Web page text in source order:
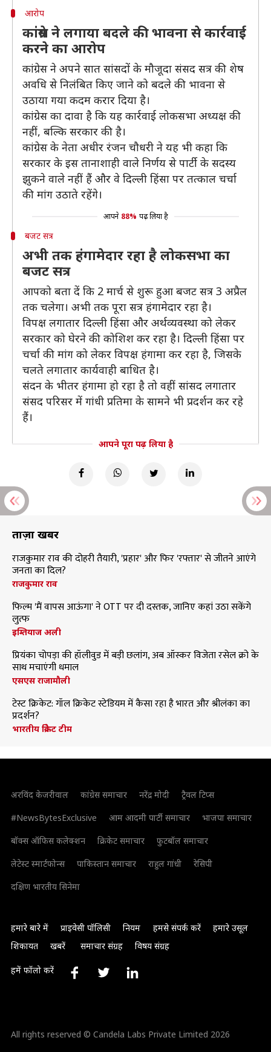
आरोप
कांग्रेस ने लगाया बदले की भावना से कार्रवाई
करने का आरोप
कांग्रेस ने अपने सात सांसदों के मौजूदा संसद सत्र की शेष
अवधि से निलंबित किए जाने को बदले की भावना से
उठाया गया कदम करार दिया है।
कांग्रेस का दावा है कि यह कार्रवाई लोकसभा अध्यक्ष की
नहीं, बल्कि सरकार की है।
कांग्रेस के नेता अधीर रंजन चौधरी ने यह भी कहा कि
सरकार के इस तानाशाही वाले निर्णय से पार्टी के सदस्य
झुकने वाले नहीं हैं और वे दिल्ली हिंसा पर तत्काल चर्चा
की मांग उठाते रहेंगे।
आपने 88% पढ़ लिया है
बजट सत्र
अभी तक हंगामेदार रहा है लोकसभा का
बजट सत्र
आपको बता दें कि 2 मार्च से शुरू हुआ बजट सत्र 3 अप्रैल
तक चलेगा। अभी तक पूरा सत्र हंगामेदार रहा है।
विपक्ष लगातार दिल्ली हिंसा और अर्थव्यवस्था को लेकर
सरकार को घेरने की कोशिश कर रहा है। दिल्ली हिंसा पर
चर्चा की मांग को लेकर विपक्ष हंगामा कर रहा है, जिसके
चलते लगातार कार्यवाही बाधित है।
संदन के भीतर हंगामा हो रहा है तो वहीं सांसद लगातार
संसद परिसर में गांधी प्रतिमा के सामने भी प्रदर्शन कर रहे
हैं।
आपने पूरा पढ़ लिया है
ताज़ा खबरें
राजकुमार राव की दोहरी तैयारी, 'प्रहार' और फिर 'रफ्तार' से जीतने आएंगे
जनता का दिल?
राजकुमार राव
फिल्म 'मैं वापस आऊंगा' ने OTT पर दी दस्तक, जानिए कहां उठा सकेंगे
लुत्फ
इम्तियाज अली
प्रियंका चोपड़ा की हॉलीवुड में बड़ी छलांग, अब ऑस्कर विजेता रसेल क्रो के
साथ मचाएंगी धमाल
एसएस राजामौली
टेस्ट क्रिकेट: गॉल क्रिकेट स्टेडियम में कैसा रहा है भारत और श्रीलंका का
प्रदर्शन?
भारतीय क्रिकेट टीम
अरविंद केजरीवाल कांग्रेस समाचार नरेंद्र मोदी
ट्रैवल टिप्स
#NewsBytesExclusive
आम आदमी पार्टी समाचार
भाजपा समाचार
बॉक्स ऑफिस कलेक्शन
क्रिकेट समाचार
फुटबॉल समाचार
लेटेस्ट स्मार्टफोन्स
पाकिस्तान समाचार राहुल गांधी
रेसिपी
दक्षिण भारतीय सिनेमा
हमारे बारे में प्राइवेसी पॉलिसी नियम हमसे संपर्क करें
हमारे उसूल
शिकायत
खबरें समाचार संग्रह विषय संग्रह
हमें फॉलो करें
All rights reserved © Candela Labs Private Limited 2026